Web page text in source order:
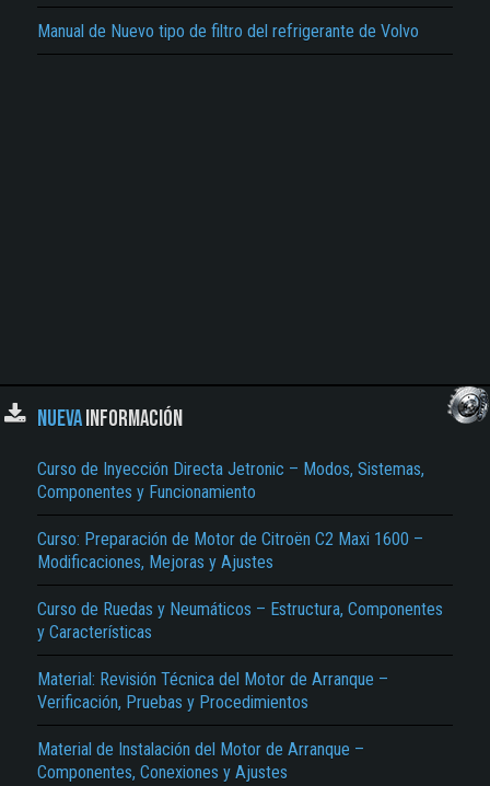
Manual de Nuevo tipo de filtro del refrigerante de Volvo
NUEVAINFORMACIÓN
Curso de Inyección Directa Jetronic – Modos, Sistemas,
Componentes y Funcionamiento
Curso: Preparación de Motor de Citroën C2 Maxi 1600 –
Modificaciones, Mejoras y Ajustes
Curso de Ruedas y Neumáticos – Estructura, Componentes
y Características
Material: Revisión Técnica del Motor de Arranque –
Verificación, Pruebas y Procedimientos
Material de Instalación del Motor de Arranque –
Componentes, Conexiones y Ajustes